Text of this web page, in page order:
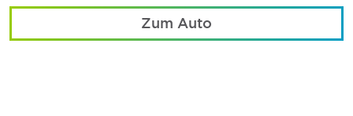
Zum Auto